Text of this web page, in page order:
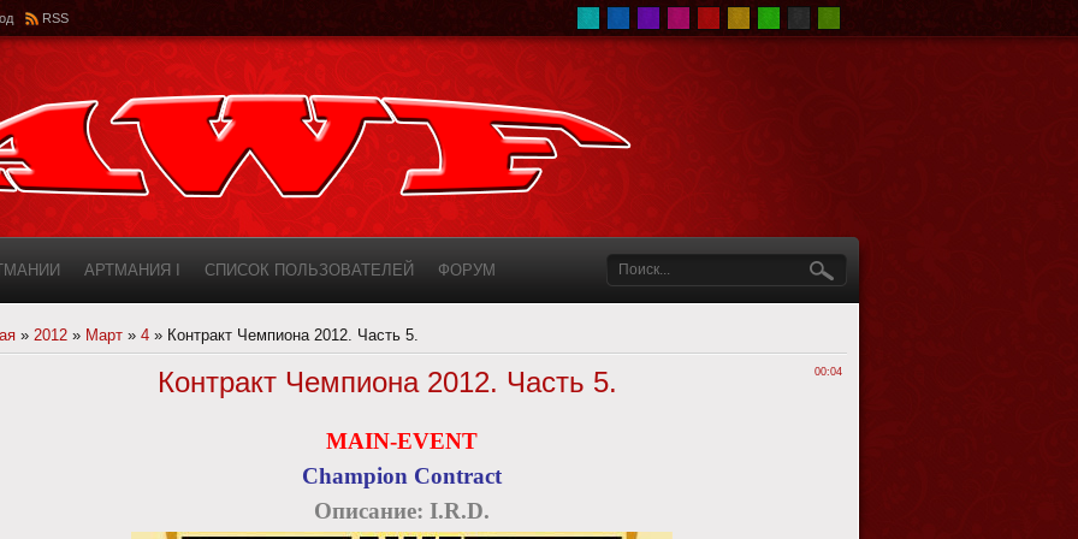
RSS
АРТМАНИЯ I СПИСОК ПОЛЬЗОВАТЕЛЕЙ ФОРУМ
О САЙТЕ AWF ROSTER
» 2012 » Март » 4 » Контракт Чемпиона 2012. Часть 5.
00:04
Контракт Чемпиона 2012. Часть 5.
MAIN-EVENT
Champion Contract
Описание: I.R.D.